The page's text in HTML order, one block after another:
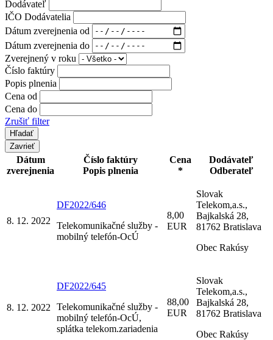
Dodávateľ
IČO Dodávatelia
Dátum zverejnenia od
Dátum zverejnenia do
Zverejnený v roku
Číslo faktúry
Popis plnenia
Cena od
Cena do
Zrušiť filter
Zavrieť
Dátum
zverejnenia
Číslo faktúry
Popis plnenia
Cena
*
Dodávateľ
Odberateľ
8. 12. 2022
DF2022/646
Telekomunikačné služby -
mobilný telefón-OcÚ
8,00
EUR
Slovak
Telekom,a.s.,
Bajkalská 28,
81762 Bratislava
Obec Rakúsy
8. 12. 2022
DF2022/645
Telekomunikačné služby -
mobilný telefón-OcÚ,
splátka telekom.zariadenia
88,00
EUR
Slovak
Telekom,a.s.,
Bajkalská 28,
81762 Bratislava
Obec Rakúsy